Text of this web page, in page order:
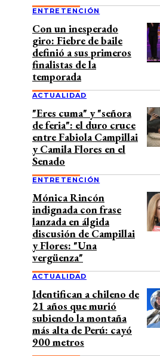
ENTRETENCIÓN
Con un inesperado
giro: Fiebre de baile
definió a sus primeros
finalistas de la
temporada
ACTUALIDAD
"Eres cuma" y "señora
de feria": el duro cruce
entre Fabiola Campillai
y Camila Flores en el
Senado
ENTRETENCIÓN
Mónica Rincón
indignada con frase
lanzada en álgida
discusión de Campillai
y Flores: "Una
vergüenza"
ACTUALIDAD
Identifican a chileno de
21 años que murió
subiendo la montaña
más alta de Perú: cayó
900 metros